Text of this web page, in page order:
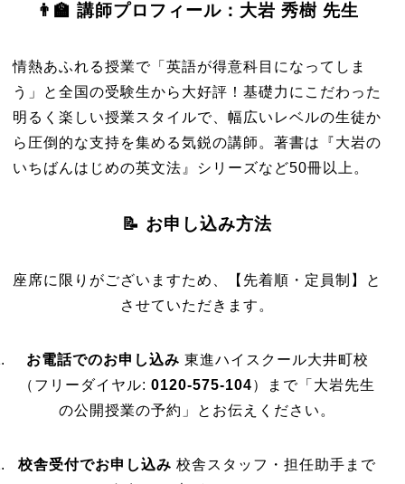
👨‍🏫 講師プロフィール：大岩 秀樹 先生
情熱あふれる授業で「英語が得意科目になってしま
う」と全国の受験生から大好評！基礎力にこだわった
明るく楽しい授業スタイルで、幅広いレベルの生徒か
ら圧倒的な支持を集める気鋭の講師。著書は『大岩の
いちばんはじめの英文法』シリーズなど50冊以上。
📝 お申し込み方法
座席に限りがございますため、【先着順・定員制】と
させていただきます。
お電話でのお申し込み 東進ハイスクール大井町校
（フリーダイヤル:0120-575-104）まで「大岩先生
の公開授業の予約」とお伝えください。
校舎受付でお申し込み 校舎スタッフ・担任助手まで